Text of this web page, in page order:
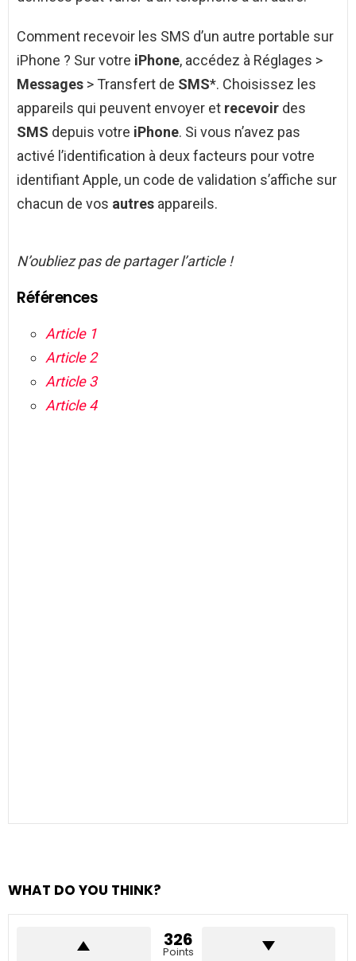
Comment recevoir les SMS d’un autre portable sur
iPhone ? Sur votre iPhone, accédez à Réglages >
Messages > Transfert de SMS*. Choisissez les
appareils qui peuvent envoyer et recevoir des
SMS depuis votre iPhone. Si vous n’avez pas
activé l’identification à deux facteurs pour votre
identifiant Apple, un code de validation s’affiche sur
chacun de vos autres appareils.
N’oubliez pas de partager l’article !
Références
Article 1
Article 2
Article 3
Article 4
WHAT DO YOU THINK?
326
Points